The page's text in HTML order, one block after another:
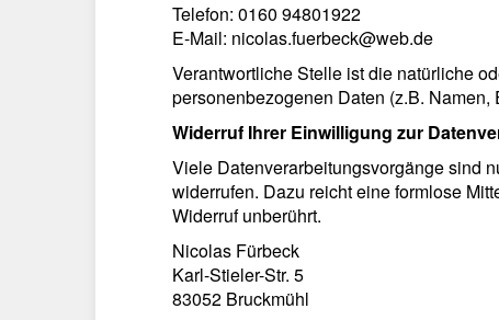
Telefon: 0160 94801922
E-Mail: nicolas.fuerbeck@web.de
Verantwortliche Stelle ist die natürliche
personenbezogenen Daten (z.B.
Widerruf Ihrer Einwilligung zur
Viele Datenverarbeitungsvorgänge sind
widerrufen. Dazu reicht eine formlose
Widerruf unberührt.
Nicolas Fürbeck
Karl-Stieler-Str. 5
83052 Bruckmühl